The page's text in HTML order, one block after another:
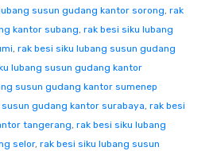
susun gudang kantor sorong, rak
kantor subang, rak besi siku lubang
, rak besi siku lubang susun gudang
lubang susun gudang kantor
susun gudang kantor sumenep
gudang kantor surabaya, rak besi
tangerang, rak besi siku lubang
selor, rak besi siku lubang susun